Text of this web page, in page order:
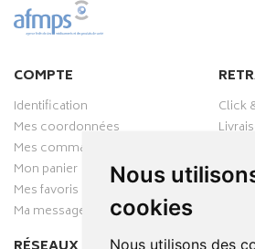
Nous
cookies
Nous utilisons des
COMPTE
Identification
Mes coordonnées
Mes commandes
Mon panier
Mes favoris
Ma messagerie
Click